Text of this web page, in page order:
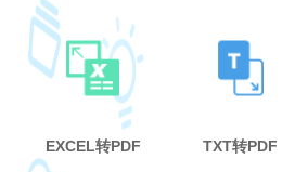
EXCEL转PDF TXT转PDF